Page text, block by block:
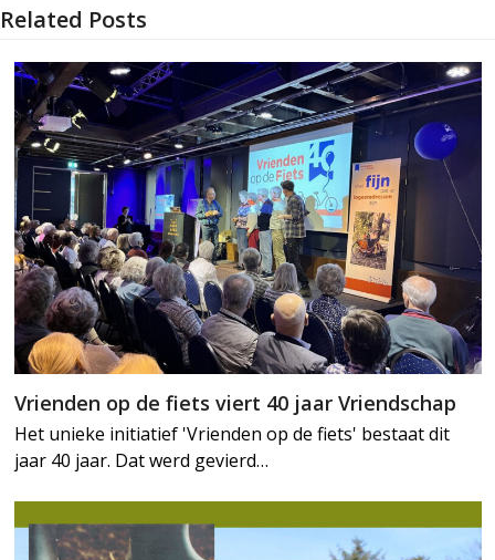
Related Posts
Vrienden op de fiets viert 40 jaar Vriendschap
Het unieke initiatief 'Vrienden op de fiets' bestaat dit
jaar 40 jaar. Dat werd gevierd…